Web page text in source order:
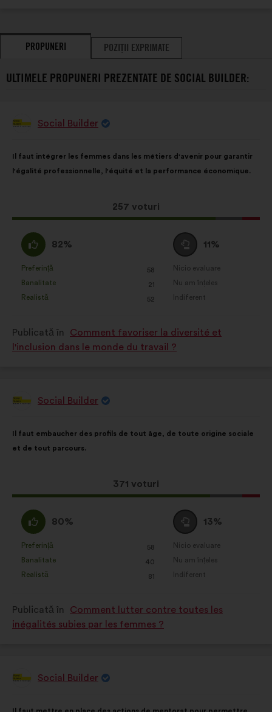
PROPUNERI POZIȚII EXPRIMATE
ULTIMELE PROPUNERI PREZENTATE DE SOCIAL BUILDER:
PropunereSocial Builder
propunerii:
Il faut intégrer les femmes dans les métiers d'avenir pour garantir
l'égalité professionnelle, l'équité et la performance économique.
Această
propunere
257 voturi
următoarea
distribuire:
Acord
:
82%
clasificarea:
Preferință
: 58
ori
Banalitate
: 21
ori
Realistă
: 52
ori
Neutru
:
11%
clasificarea:
Nicio evaluare
:ori
Nu am înțeles
:ori
Indiferent
:ori
Publicată în
Comment favoriser la diversité et
l'inclusion dans le monde du travail ?
PropunereSocial Builder
propunerii:
Il faut embaucher des profils de tout âge, de toute origine sociale
et de tout parcours.
Această
propunere
371 voturi
următoarea
distribuire:
Acord
:
80%
clasificarea:
Preferință
: 58
ori
Banalitate
: 40
ori
Realistă
: 81
ori
Neutru
:
13%
clasificarea:
Nicio evaluare
:ori
Nu am înțeles
:ori
Indiferent
:ori
Publicată în
Comment lutter contre toutes les
inégalités subies par les femmes ?
PropunereSocial Builder